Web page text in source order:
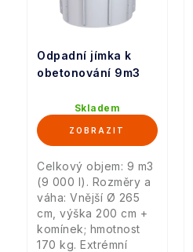
Odpadní jímka k
obetonování 9m3
Skladem
Celkový objem: 9 m3
(9 000 l). Rozměry a
váha: Vnější Ø 265
cm, výška 200 cm +
komínek; hmotnost
170 kg. Extrémní